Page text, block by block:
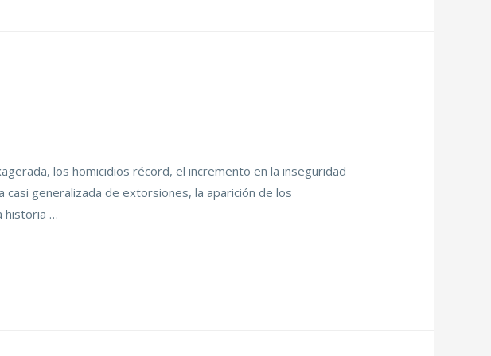
los homicidios récord, el incremento en la inseguridad
generalizada de extorsiones, la aparición de los
historia …